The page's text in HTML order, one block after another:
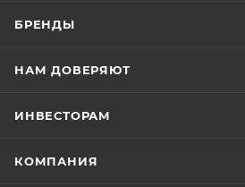
БРЕНДЫ
НАМ ДОВЕРЯЮТ
ИНВЕСТОРАМ
КОМПАНИЯ